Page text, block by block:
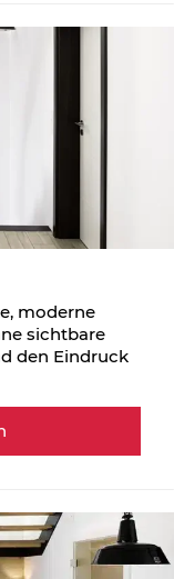
moderne
sichtbare
den Eindruck